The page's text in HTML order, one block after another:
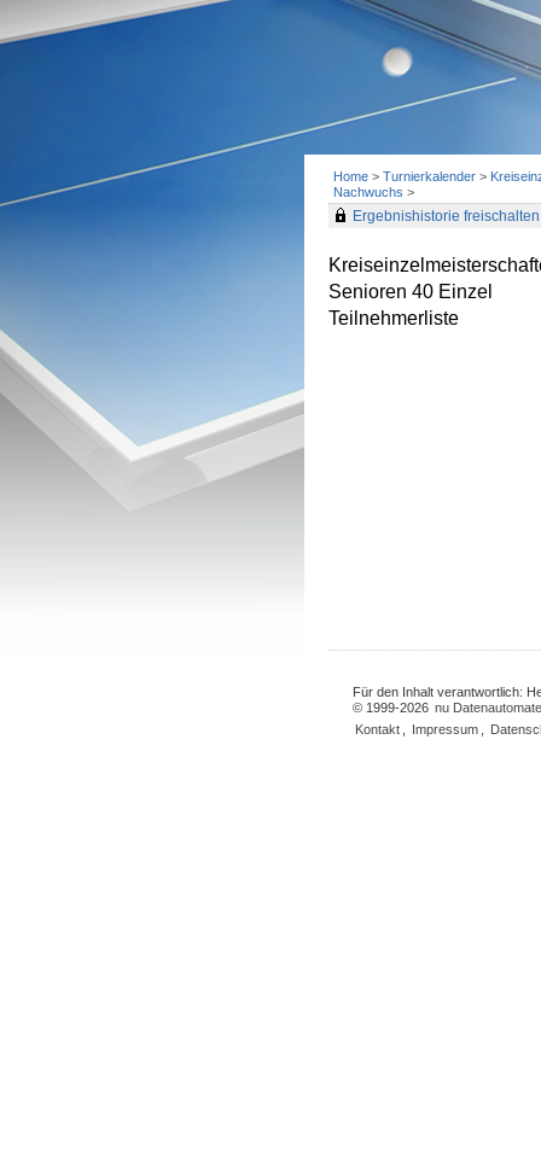
Home > Turnierkalender >
Nachwuchs >
Ergebnishistorie freischalten
Senioren 40 Einzel
Teilnehmerliste
Für den Inhalt verantwortlich:
© 1999-2026 nu
Kontakt
Impressum